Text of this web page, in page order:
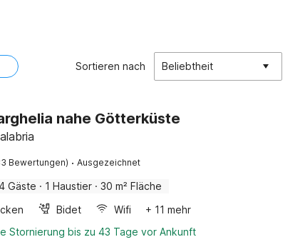
Sortieren nach Beliebtheit
nahe Götterküste
Bewertungen) · Ausgezeichnet
Gäste · 1 Haustier · 30 m² Fläche
Bidet Wifi
+ 11 mehr
Stornierung bis zu 43 Tage vor Ankunft